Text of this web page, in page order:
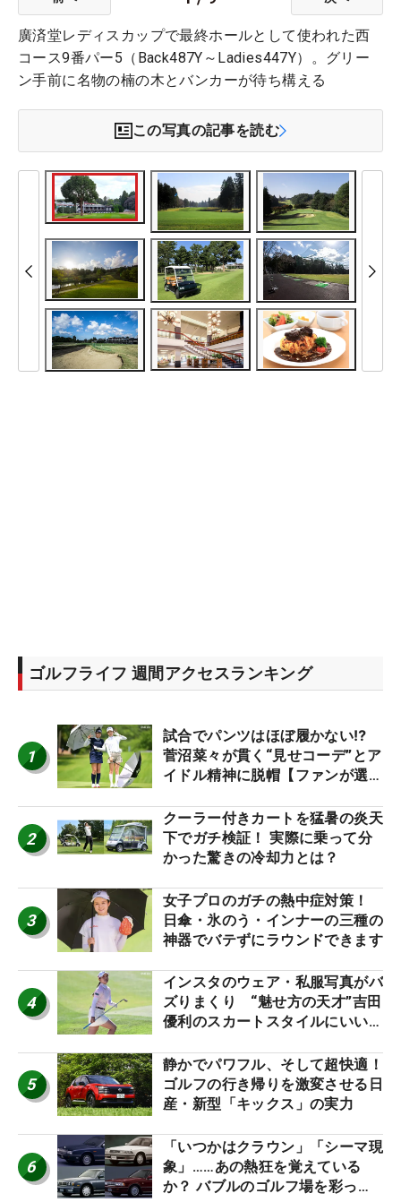
廣済堂レディスカップで最終ホールとして使われた西
コース9番パー5（Back487Y～Ladies447Y）。グリー
ン手前に名物の楠の木とバンカーが待ち構える
この写真の記事を読む
ゴルフライフ 週間アクセスランキング
1
試合でパンツはほぼ履かない⁉
菅沼菜々が貫く“見せコーデ”とア
イドル精神に脱帽【ファンが選ぶ
2
クーラー付きカートを猛暑の炎天
下でガチ検証！ 実際に乗って分
かった驚きの冷却力とは？
3
女子プロのガチの熱中症対策！
日傘・氷のう・インナーの三種の
神器でバテずにラウンドできます
4
インスタのウェア・私服写真がバ
ズりまくり “魅せ方の天才”吉田
優利のスカートスタイルにいい
5
静かでパワフル、そして超快適！
ゴルフの行き帰りを激変させる日
産・新型「キックス」の実力
6
「いつかはクラウン」「シーマ現
象」……あの熱狂を覚えている
か？ バブルのゴルフ場を彩った